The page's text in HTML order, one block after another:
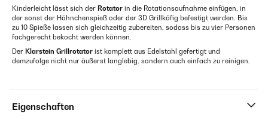
Kinderleicht lässt sich der Rotator in die Rotationsaufnahme einfügen, in
der sonst der Hähnchenspieß oder der 3D Grillkäfig befestigt werden. Bis
zu 10 Spieße lassen sich gleichzeitig zubereiten, sodass bis zu vier Personen
fachgerecht bekocht werden können.
Der Klarstein Grillrotator ist komplett aus Edelstahl gefertigt und
demzufolge nicht nur äußerst langlebig, sondern auch einfach zu reinigen.
Eigenschaften